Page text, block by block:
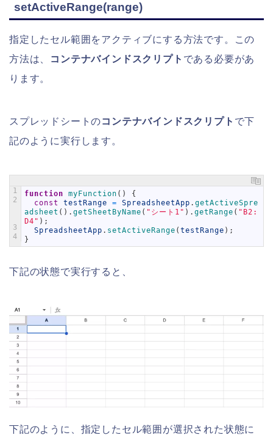
setActiveRange(range)
指定したセル範囲をアクティブにする方法です。この
方法は、
コンテナバインドスクリプト である必要があ
ります。
スプレッドシートのコンテナバインドスクリプト で下
記のように実行します。
1
2
3
4
function myFunction ( )
{
const
testRange = SpreadsheetApp . getActiveSpre
adsheet ( ) . getSheetByName ( "シート1" ) . getRange ( "B2:
D4" ) ;
SpreadsheetApp . setActiveRange ( testRange ) ;
}
下記の状態で実行すると、
下記のように、指定したセル範囲が選択された状態に